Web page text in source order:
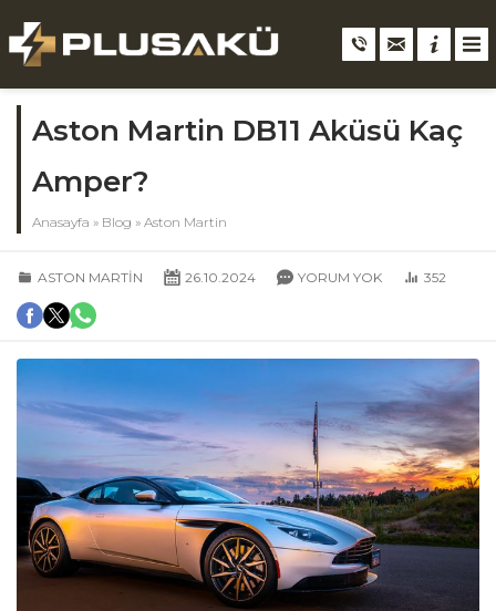
Aston Martin DB11 Aküsü Kaç
Amper?
Anasayfa » Blog » Aston Martin
ASTON MARTIN 26.10.2024 YORUM YOK 352